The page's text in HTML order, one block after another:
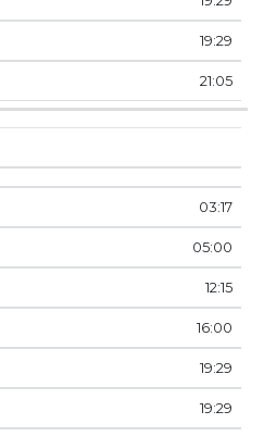
19:29
21:05
03:17
05:00
12:15
16:00
19:29
19:29